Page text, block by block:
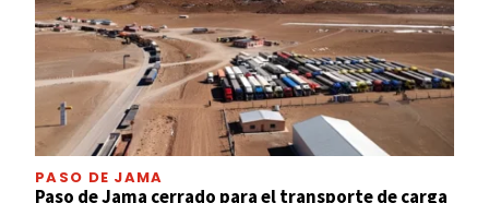
PASO DE JAMA
Paso de Jama cerrado para el transporte de carga